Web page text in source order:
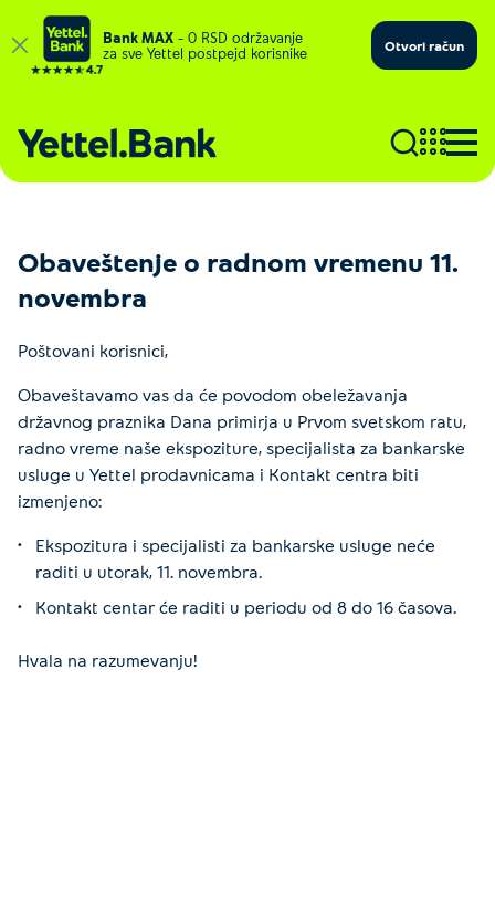
Bank MAX – 0 RSD održavanje
za sve Yettel postpejd korisnike
Otvori račun
Obaveštenje o radnom vremenu 11.
novembra
Poštovani korisnici,
Obaveštavamo vas da će povodom obeležavanja
državnog praznika Dana primirja u Prvom svetskom ratu,
radno vreme naše ekspoziture, specijalista za bankarske
usluge u Yettel prodavnicama i Kontakt centra biti
izmenjeno:
Ekspozitura i specijalisti za bankarske usluge neće
raditi u utorak, 11. novembra.
Kontakt centar će raditi u periodu od 8 do 16 časova.
Hvala na razumevanju!